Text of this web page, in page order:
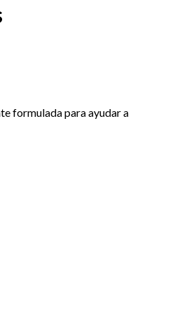
formulada para ayudar a